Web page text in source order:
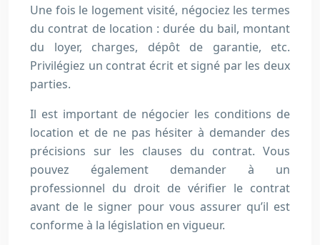
Une fois le logement visité, négociez les termes
du contrat de location : durée du bail, montant
du loyer, charges, dépôt de garantie, etc.
Privilégiez un contrat écrit et signé par les deux
parties.
Il est important de négocier les conditions de
location et de ne pas hésiter à demander des
précisions sur les clauses du contrat. Vous
pouvez également demander à un
professionnel du droit de vérifier le contrat
avant de le signer pour vous assurer qu’il est
conforme à la législation en vigueur.